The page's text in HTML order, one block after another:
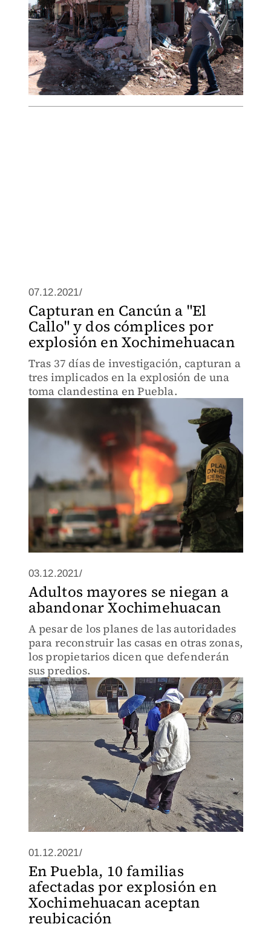
07.12.2021/
Capturan en Cancún a "El
Callo" y dos cómplices por
explosión en Xochimehuacan
Tras 37 días de investigación, capturan a
tres implicados en la explosión de una
toma clandestina en Puebla.
03.12.2021/
Adultos mayores se niegan a
abandonar Xochimehuacan
A pesar de los planes de las autoridades
para reconstruir las casas en otras zonas,
los propietarios dicen que defenderán
sus predios.
01.12.2021/
En Puebla, 10 familias
afectadas por explosión en
Xochimehuacan aceptan
reubicación